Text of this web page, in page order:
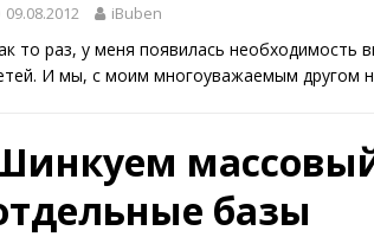
09.08.2012 iBuben
то раз, у меня появилась необходимость
И мы, с моим многоуважаемым другом
базы